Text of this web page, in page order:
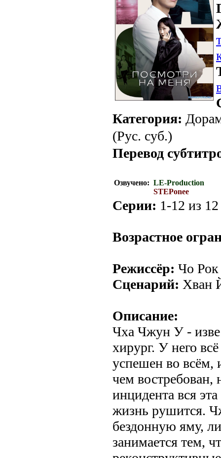
Категория:
(Рус. суб.)
Перевод
Озвучено: LE-Production
STEPonee
Серии: 1-12 из
Возрастное
Режиссёр: Чо
Сценарий: Хван
Описание:
Чха Чжун У -
хирург. У него
успешен во всём,
чем востребован,
инцидента вся
жизнь рушится.
бездонную яму,
занимается тем,